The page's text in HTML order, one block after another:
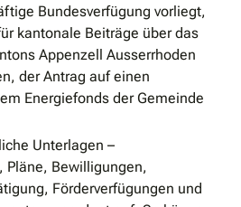
Bundesverfügung vorliegt,
kantonale Beiträge über das
Appenzell Ausserrhoden
der Antrag auf einen
Energiefonds der Gemeinde
Unterlagen –
Pläne, Bewilligungen,
Förderverfügungen und